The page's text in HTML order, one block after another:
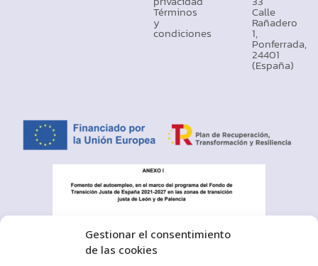
Gestionar el consentimiento
de las cookies
Términos
y
condiciones
Calle
Rañadero
1,
Ponferrada,
24401
(España)